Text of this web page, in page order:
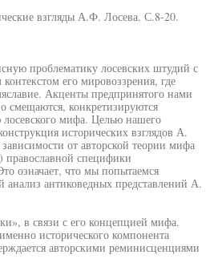
взгляды А.Ф. Лосева. С.8-20.
проблематику лосевских штудий с
его мировоззрения, где
Акценты предпринятого нами
смещаются, конкретизируются
лосевского мифа. Целью нашего
исторических взглядов А.
от авторской теории мифа
православной специфики
означает, что мы попытаемся
анализ антиковедных представлений А.
в связи с его концепцией мифа.
исторического компонента
авторскими реминисценциями